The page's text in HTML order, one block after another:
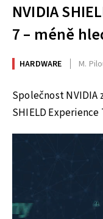
NVIDIA
7 – méně
HARDWARE M.
Společnost
SHIELD Experience